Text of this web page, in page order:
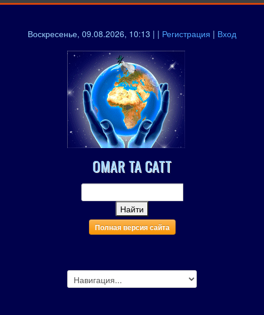
Воскресенье, 09.08.2026, 10:13 | | Регистрация | Вход
OMAR TA CATT
Полная версия сайта